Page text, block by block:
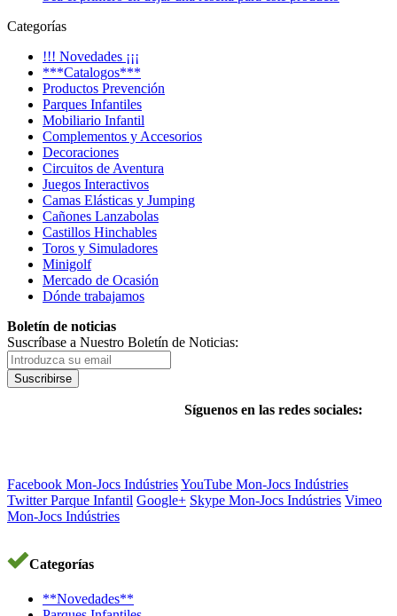
Categorías
!!! Novedades ¡¡¡
***Catalogos***
Productos Prevención
Parques Infantiles
Mobiliario Infantil
Complementos y Accesorios
Decoraciones
Circuitos de Aventura
Juegos Interactivos
Camas Elásticas y Jumping
Cañones Lanzabolas
Castillos Hinchables
Toros y Simuladores
Minigolf
Mercado de Ocasión
Dónde trabajamos
Boletín de noticias
Suscríbase a Nuestro Boletín de Noticias:
Suscribirse
Síguenos en las redes sociales:
Facebook Mon-Jocs IndústriesYouTube Mon-Jocs Indústries
Twitter Parque Infantil Google+ Skype Mon-Jocs Indústries Vimeo
Mon-Jocs Indústries
Categorías
**Novedades**